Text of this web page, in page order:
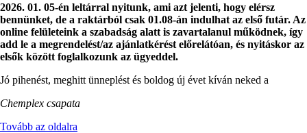
2026. 01. 05-én leltárral nyitunk, ami azt jelenti, hogy elérsz
bennünket, de a raktárból csak 01.08-án indulhat az első futár. Az
online felületeink a szabadság alatt is zavartalanul működnek, így
add le a megrendelést/az ajánlatkérést előrelátóan, és nyitáskor az
elsők között foglalkozunk az ügyeddel.
Jó pihenést, meghitt ünneplést és boldog új évet kíván neked a
Chemplex csapata
Tovább az oldalra